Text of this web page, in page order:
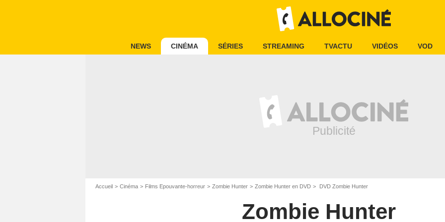
NEWS CINÉMA SÉRIES STREAMING TVACTU VIDÉOS VOD
Accueil Cinéma Films Epouvante-horreur Zombie Hunter Zombie Hunter en DVD DVD Zombie Hunter
Zombie Hunter